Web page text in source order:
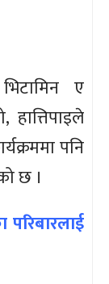
ए
पनि
छ ।